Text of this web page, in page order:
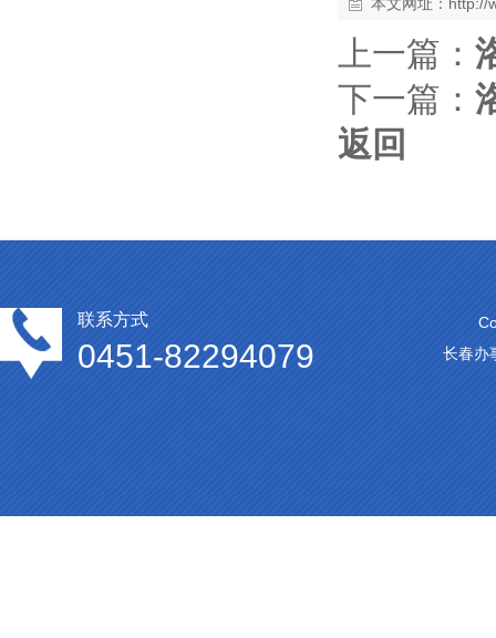
上一篇：
下一篇：
返回
联系方式
0451-82294079
长春办